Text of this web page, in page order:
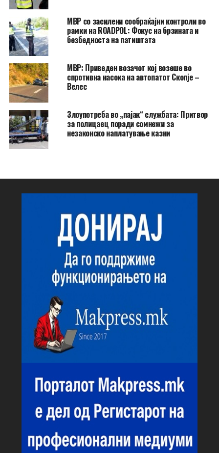
МВР со засилени сообраќајни контроли во
рамки на ROADPOL: Фокус на брзината и
безбедноста на патиштата
МВР: Приведен возачот кој возеше во
спротивна насока на автопатот Скопје –
Велес
Злоупотреба во „пајак“ службата: Притвор
за полицаец поради сомнежи за
незаконско наплатување казни